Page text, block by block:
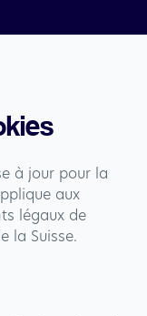
à jour pour la
aux
légaux de
la Suisse.